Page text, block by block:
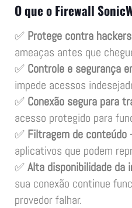
O que o Firewall
✅ Protege contra
ameaças antes que
✅ Controle e segurança
impede acessos
✅ Conexão segura para
acesso protegido para
✅ Filtragem de conteúdo
aplicativos que podem
✅Alta disponibilidade da
sua conexão continue
provedor falhar.